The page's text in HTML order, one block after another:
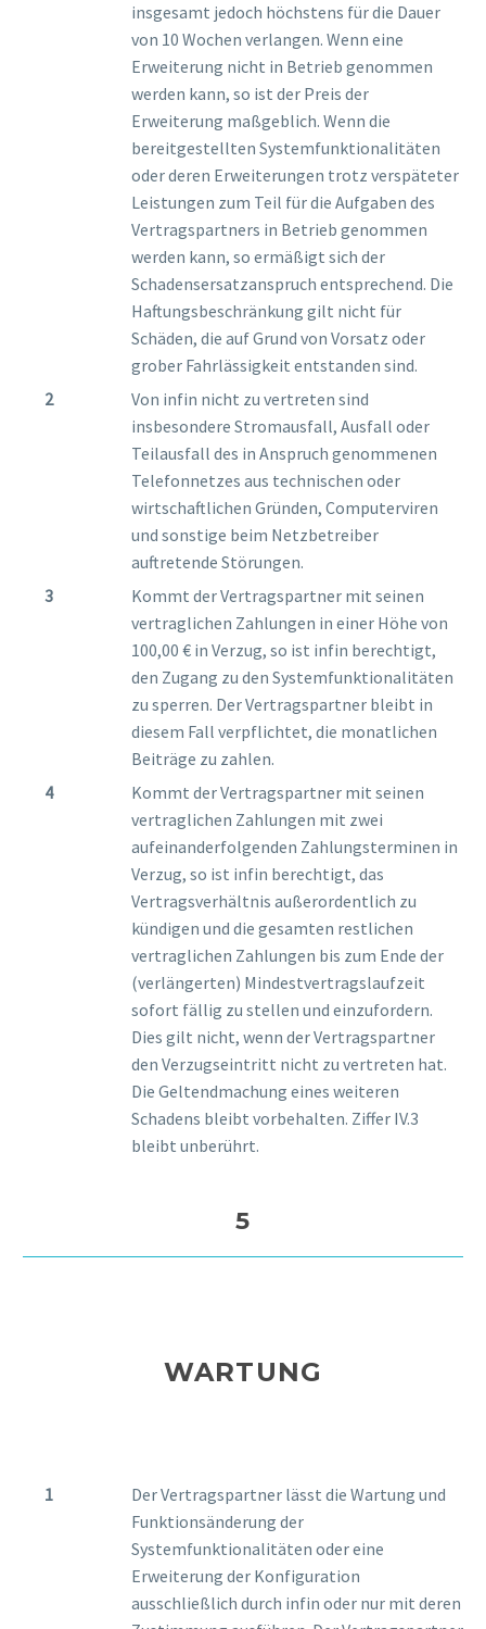
insgesamt jedoch höchstens für die Dauer
von 10 Wochen verlangen. Wenn eine
Erweiterung nicht in Betrieb genommen
werden kann, so ist der Preis der
Erweiterung maßgeblich. Wenn die
bereitgestellten Systemfunktionalitäten
oder deren Erweiterungen trotz verspäteter
Leistungen zum Teil für die Aufgaben des
Vertragspartners in Betrieb genommen
werden kann, so ermäßigt sich der
Schadensersatzanspruch entsprechend. Die
Haftungsbeschränkung gilt nicht für
Schäden, die auf Grund von Vorsatz oder
grober Fahrlässigkeit entstanden sind.
Von infin nicht zu vertreten sind
insbesondere Stromausfall, Ausfall oder
Teilausfall des in Anspruch genommenen
Telefonnetzes aus technischen oder
wirtschaftlichen Gründen, Computerviren
und sonstige beim Netzbetreiber
auftretende Störungen.
Kommt der Vertragspartner mit seinen
vertraglichen Zahlungen in einer Höhe von
100,00 € in Verzug, so ist infin berechtigt,
den Zugang zu den Systemfunktionalitäten
zu sperren. Der Vertragspartner bleibt in
diesem Fall verpflichtet, die monatlichen
Beiträge zu zahlen.
Kommt der Vertragspartner mit seinen
vertraglichen Zahlungen mit zwei
aufeinanderfolgenden Zahlungsterminen in
Verzug, so ist infin berechtigt, das
Vertragsverhältnis außerordentlich zu
kündigen und die gesamten restlichen
vertraglichen Zahlungen bis zum Ende der
(verlängerten) Mindestvertragslaufzeit
sofort fällig zu stellen und einzufordern.
Dies gilt nicht, wenn der Vertragspartner
den Verzugseintritt nicht zu vertreten hat.
Die Geltendmachung eines weiteren
Schadens bleibt vorbehalten. Ziffer IV.3
bleibt unberührt.
5
WARTUNG
Der Vertragspartner lässt die Wartung und
Funktionsänderung der
Systemfunktionalitäten oder eine
Erweiterung der Konfiguration
ausschließlich durch infin oder nur mit deren